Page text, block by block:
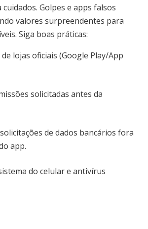
Golpes e apps falsos
valores surpreendentes para
Siga boas práticas:
lojas oficiais (Google Play/App
solicitadas antes da
de dados bancários fora
app.
do celular e antivírus